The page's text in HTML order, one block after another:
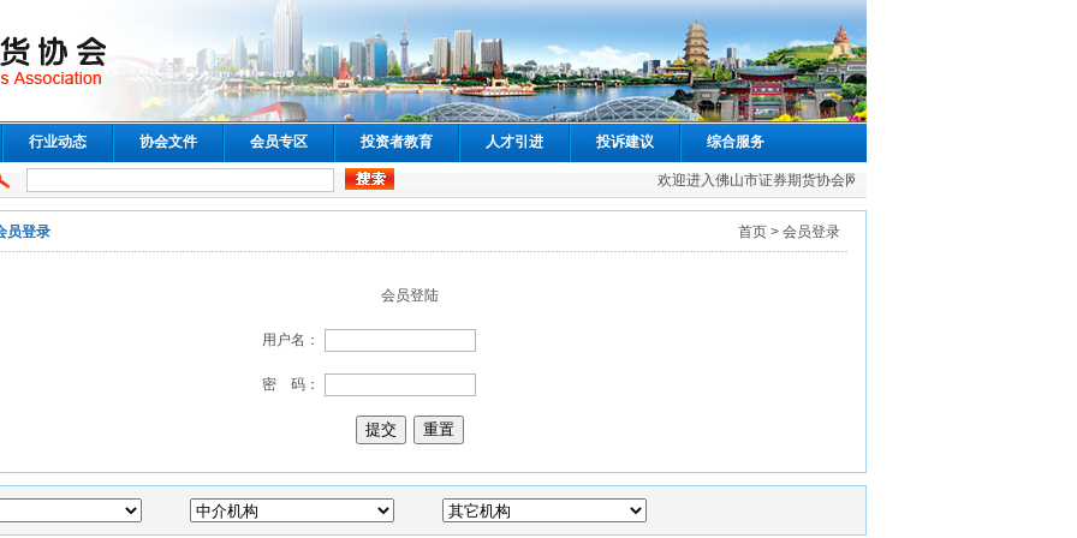
行业动态 协会文件 会员专区 投资者教育 人才引进 投诉建议 综合服务
欢迎进入佛山市证券期货协会网站
员登录 首页> 会员登录
会员登陆
用户名：
密 码：